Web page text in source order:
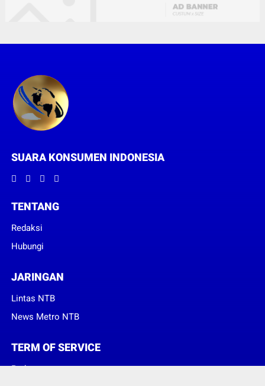
SUARA KONSUMEN INDONESIA
TENTANG
Redaksi
Hubungi
JARINGAN
Lintas NTB
News Metro NTB
TERM OF SERVICE
Pedoman